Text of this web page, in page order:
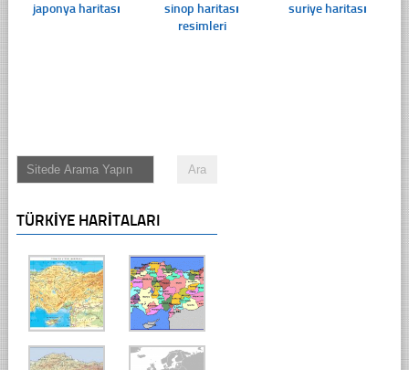
japonya haritası
sinop haritası
resimleri
suriye haritası
TÜRKIYE HARITALARI